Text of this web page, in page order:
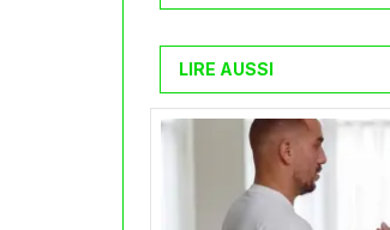
LIRE AUSSI